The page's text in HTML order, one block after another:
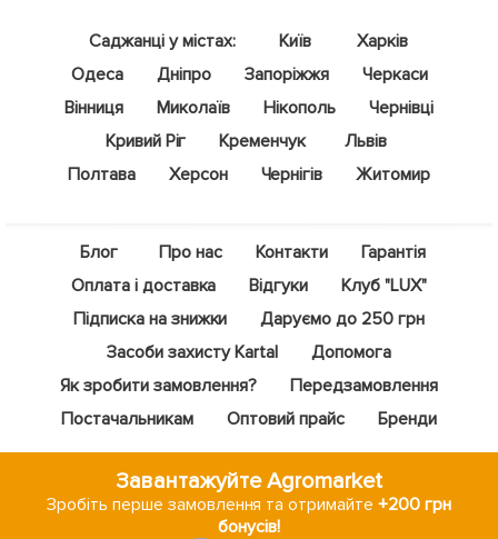
Саджанці у містах: Київ
Харків
Одеса
Дніпро Запоріжжя
Черкаси
Вінниця
Миколаїв Нікополь
Чернівці
Кривий Ріг
Кременчук
Львів
Полтава
Херсон Чернігів Житомир
Блог Про нас Контакти
Гарантія
Оплата і доставка
Відгуки
Клуб "LUX"
Підписка на знижки
Даруємо до 250 грн
Засоби захисту Kartal
Допомога
Як зробити замовлення?
Передзамовлення
Постачальникам
Оптовий прайс Бренди
Завантажуйте Agromarket
Зробіть перше замовлення та отримайте+200 грн
бонусів!